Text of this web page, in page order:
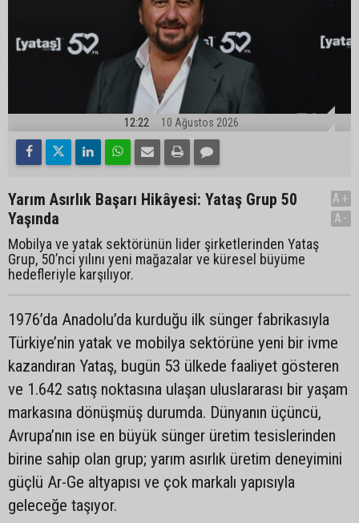
12:22 10 Ağustos 2026
Yarım Asırlık Başarı Hikâyesi: Yataş Grup 50
Yaşında
Mobilya ve yatak sektörünün lider şirketlerinden Yataş
Grup, 50’nci yılını yeni mağazalar ve küresel büyüme
hedefleriyle karşılıyor.
A+
A-
1976’da Anadolu’da kurduğu ilk sünger fabrikasıyla
Türkiye’nin yatak ve mobilya sektörüne yeni bir ivme
kazandıran Yataş, bugün 53 ülkede faaliyet gösteren
ve 1.642 satış noktasına ulaşan uluslararası bir yaşam
markasına dönüşmüş durumda. Dünyanın üçüncü,
Avrupa’nın ise en büyük sünger üretim tesislerinden
birine sahip olan grup; yarım asırlık üretim deneyimini
güçlü Ar-Ge altyapısı ve çok markalı yapısıyla
geleceğe taşıyor.